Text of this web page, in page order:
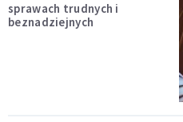
sprawach trudnych i
beznadziejnych